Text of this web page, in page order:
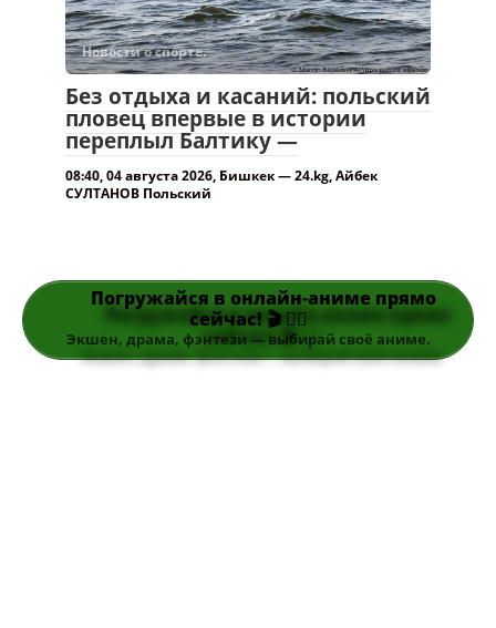
08:40, 04 августа 2026, Бишкек — 24.kg, Айбек
СУЛТАНОВ Польский
Погружайся в онлайн-аниме прямо
сейчас! 🎬 👆🏻
Экшен, драма, фэнтези — выбирай своё аниме.